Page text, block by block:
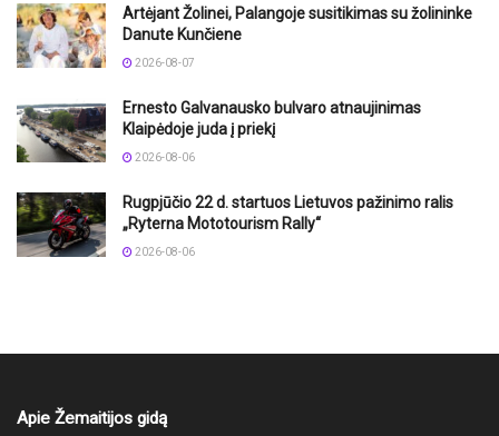
Artėjant Žolinei, Palangoje susitikimas su žolininke
Danute Kunčiene
2026-08-07
Ernesto Galvanausko bulvaro atnaujinimas
Klaipėdoje juda į priekį
2026-08-06
Rugpjūčio 22 d. startuos Lietuvos pažinimo ralis
„Ryterna Mototourism Rally“
2026-08-06
Apie Žemaitijos gidą